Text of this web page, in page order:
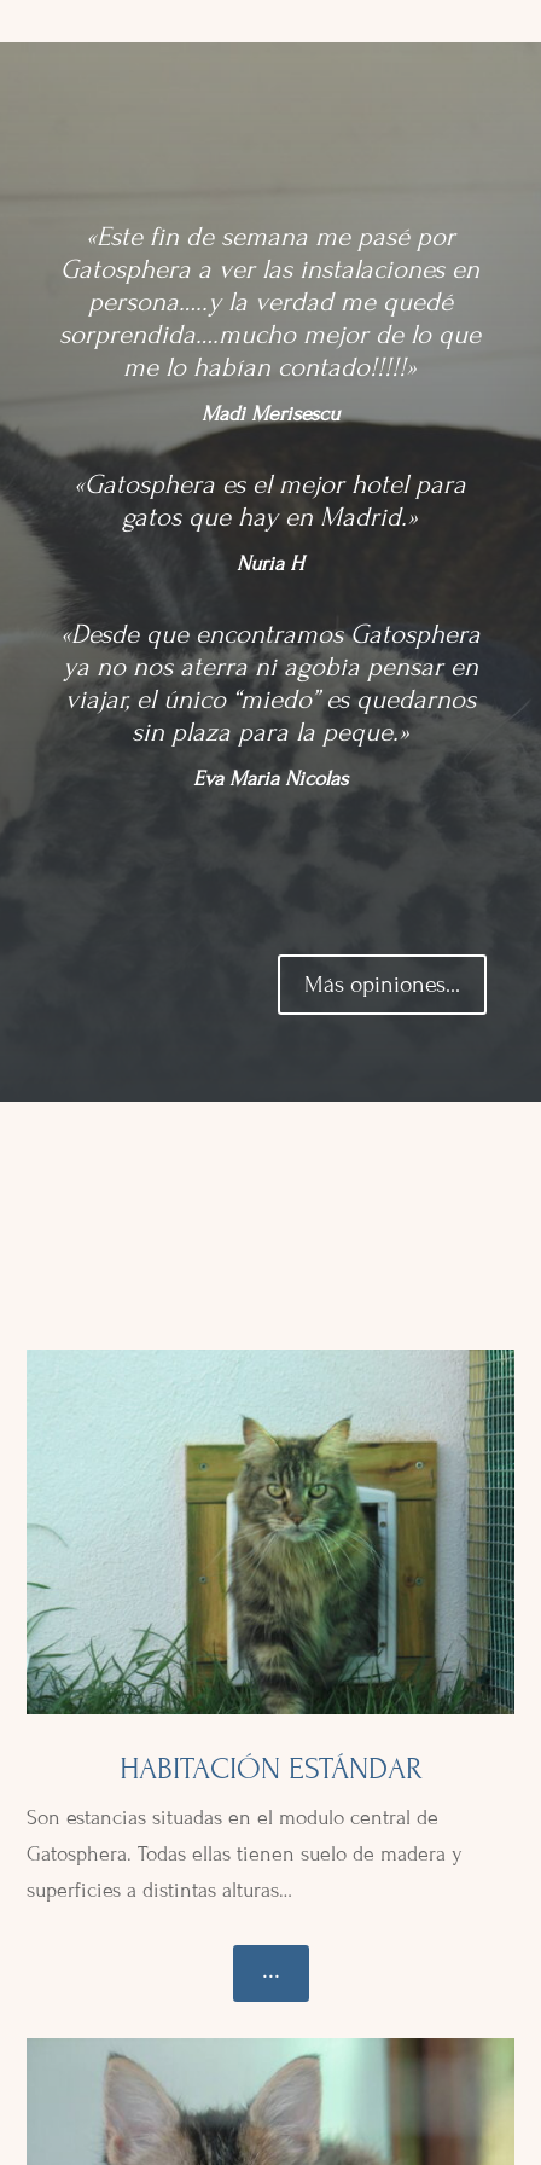
«Este fin de semana me pasé por
Gatosphera a ver las instalaciones en
persona…..y la verdad me quedé
sorprendida….mucho mejor de lo que
me lo habían contado!!!!!»
Madi Merisescu
«Gatosphera es el mejor hotel para
gatos que hay en Madrid.»
Nuria H
«Desde que encontramos Gatosphera
ya no nos aterra ni agobia pensar en
viajar, el único “miedo” es quedarnos
sin plaza para la peque.»
Eva Maria Nicolas
Más opiniones...
HABITACIÓN ESTÁNDAR
Son estancias situadas en el modulo central de
Gatosphera. Todas ellas tienen suelo de madera y
superficies a distintas alturas…
...